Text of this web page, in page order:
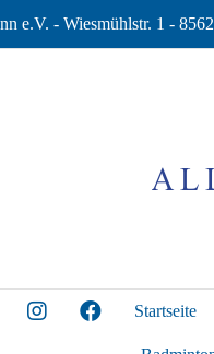
e.V. - Wiesmühlstr. 1 -
Startseite